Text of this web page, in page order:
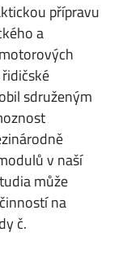
přípravu
a
sdruženým
v naší
může
na
č.